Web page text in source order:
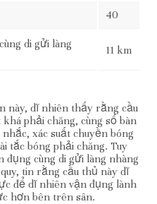
40
di gửi làng
11 km
này, dĩ nhiên thấy rằng cầu
phải chăng, cùng số bàn
xác suất chuyền bóng
tắc bóng phải chăng. Tuy
cùng di gửi làng nhàng
tin rằng cầu thủ này dĩ
để dĩ nhiên vận đụng lành
hơn bên trên sân.